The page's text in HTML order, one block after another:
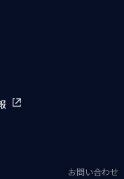
お問い合わせ